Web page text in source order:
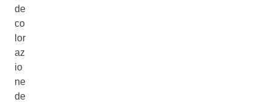
de
co
lor
az
io
ne
de